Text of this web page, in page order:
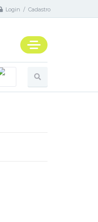
Login / Cadastro